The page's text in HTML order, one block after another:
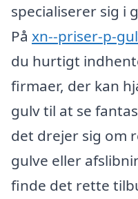
specialiserer sig i
På xn--priser-p-
du hurtigt
firmaer, der kan
gulv til at se
det drejer sig om
gulve eller
finde det rette